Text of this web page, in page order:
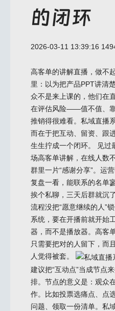
的闭环
2026-03-11 13:39:16
高客单的讲解直播，做不
里：以为把产品PPT讲清
众不是来上课的，他们在
在评估风险——值不值、
推销得很难看。私域直播
而在于把互动、留资、跟
生生拧成一个闭环。 见过
场高客单讲解，在线人数
群里一片“感谢分享”。运
复盘一看，能联系的名单
挨个私聊，三天后群就沉
流程没把“愿意继续的人”
系统，要在开播前就开始
器，而不是播放器。高客
只需要把对的人留下，而
人觉得被套。
建议把“互动点”当成节点
排。节点的意义是：观众
作。比如投票选痛点、点
问题、领取一份清单。私